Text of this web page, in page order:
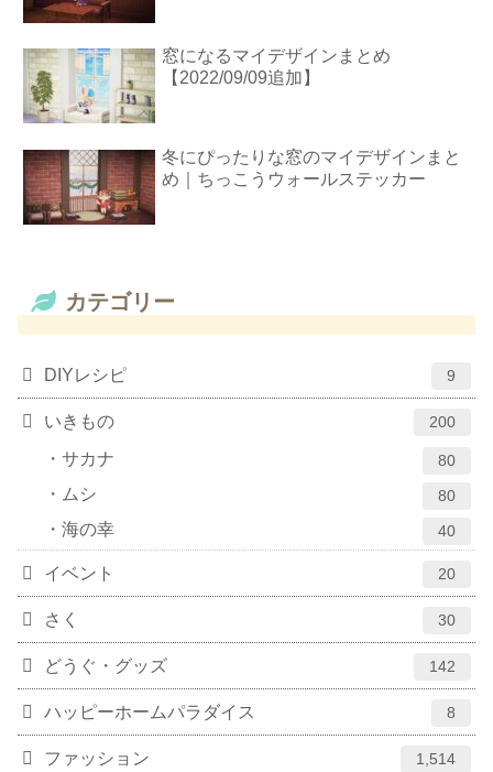
窓になるマイデザインまとめ
【2022/09/09追加】
冬にぴったりな窓のマイデザインまと
め｜ちっこうウォールステッカー
カテゴリー
DIYレシピ 9
いきもの 200
サカナ 80
ムシ 80
海の幸 40
イベント 20
さく 30
どうぐ・グッズ 142
ハッピーホームパラダイス 8
ファッション 1,514